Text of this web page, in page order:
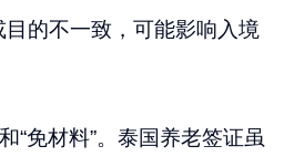
的不一致，可能影响入境
“免材料”。泰国养老签证虽